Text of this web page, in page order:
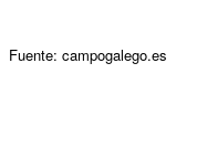
Fuente: campogalego.es